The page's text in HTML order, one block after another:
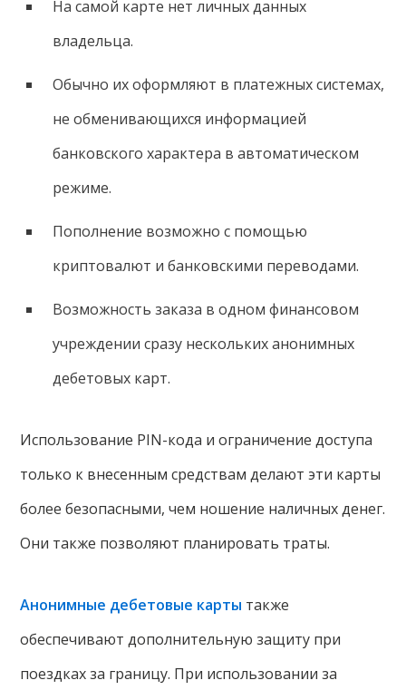
На самой карте нет личных данных
владельца.
Обычно их оформляют в платежных системах,
не обменивающихся информацией
банковского характера в автоматическом
режиме.
Пополнение возможно с помощью
криптовалют и банковскими переводами.
Возможность заказа в одном финансовом
учреждении сразу нескольких анонимных
дебетовых карт.
Использование PIN-кода и ограничение доступа
только к внесенным средствам делают эти карты
более безопасными, чем ношение наличных денег.
Они также позволяют планировать траты.
Анонимные дебетовые карты также
обеспечивают дополнительную защиту при
поездках за границу. При использовании за